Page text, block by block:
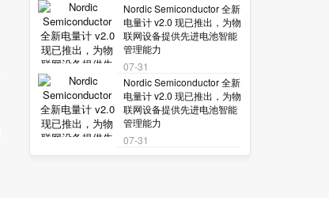
Nordic Semiconductor 全新
电量计 v2.0 现已推出，为物
联网设备提供先进电池智能
管理能力
07-31
Nordic Semiconductor 全新
电量计 v2.0 现已推出，为物
联网设备提供先进电池智能
管理能力
07-31